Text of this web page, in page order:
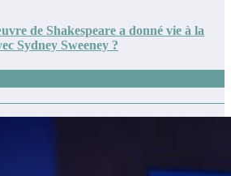
de Shakespeare a donné vie à la
Sydney Sweeney ?